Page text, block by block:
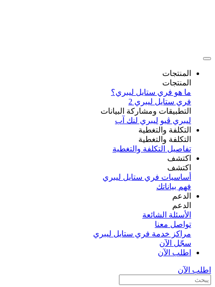
المنتجات
المنتجات
ما هو فري ستايل ليبري؟
فري ستايل ليبري 2
التطبيقات ومشاركة البيانات
ليبري ڤيو ليبري لنك آب
التكلفة والتغطية
التكلفة والتغطية
تفاصيل التكلفة والتغطية
اكتشف​
اكتشف​
أساسيات فري ستايل ليبري
فهم بياناتك
الدعم
الدعم
الأسئلة الشائعة
تواصل معنا
مراكز خدمة فري ستايل ليبري
سجّل الآن​
اطلب الآن
اطلب الآن